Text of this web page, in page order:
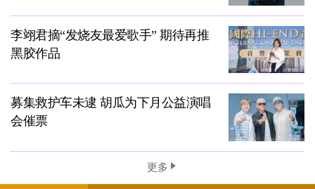
李翊君摘“发烧友最爱歌手” 期待再推
黑胶作品
募集救护车未逮 胡瓜为下月公益演唱
会催票
更多